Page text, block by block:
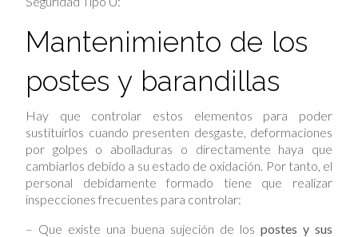
Mantenimiento de los
postes y barandillas
Hay que controlar estos elementos para poder
sustituirlos cuando presenten desgaste, deformaciones
por golpes o abolladuras o directamente haya que
cambiarlos debido a su estado de oxidación. Por tanto, el
personal debidamente formado tiene que realizar
inspecciones frecuentes para controlar:
– Que existe una buena sujeción de los postes y sus